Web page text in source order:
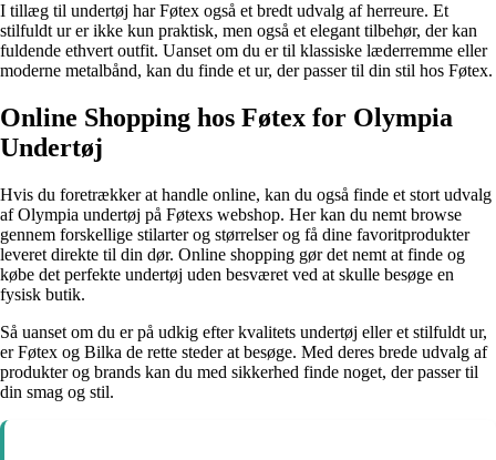
I tillæg til undertøj har Føtex også et bredt udvalg af herreure. Et
stilfuldt ur er ikke kun praktisk, men også et elegant tilbehør, der kan
fuldende ethvert outfit. Uanset om du er til klassiske læderremme eller
moderne metalbånd, kan du finde et ur, der passer til din stil hos Føtex.
Online Shopping hos Føtex for Olympia
Undertøj
Hvis du foretrækker at handle online, kan du også finde et stort udvalg
af Olympia undertøj på Føtexs webshop. Her kan du nemt browse
gennem forskellige stilarter og størrelser og få dine favoritprodukter
leveret direkte til din dør. Online shopping gør det nemt at finde og
købe det perfekte undertøj uden besværet ved at skulle besøge en
fysisk butik.
Så uanset om du er på udkig efter kvalitets undertøj eller et stilfuldt ur,
er Føtex og Bilka de rette steder at besøge. Med deres brede udvalg af
produkter og brands kan du med sikkerhed finde noget, der passer til
din smag og stil.